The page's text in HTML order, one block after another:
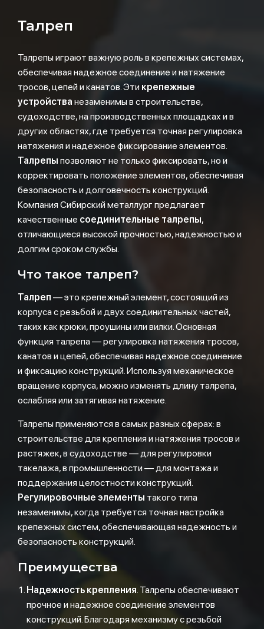
Талреп
Талрепы играют важную роль в крепежных системах,
обеспечивая надежное соединение и натяжение
тросов, цепей и канатов. Эти крепежные
устройства незаменимы в строительстве,
судоходстве, на производственных площадках и в
других областях, где требуется точная регулировка
натяжения и надежное фиксирование элементов.
Талрепы позволяют не только фиксировать, но и
корректировать положение элементов, обеспечивая
безопасность и долговечность конструкций.
Компания Сибирский металлург предлагает
качественные соединительные талрепы,
отличающиеся высокой прочностью, надежностью и
долгим сроком службы.
Что такое талреп?
Талреп — это крепежный элемент, состоящий из
корпуса с резьбой и двух соединительных частей,
таких как крюки, проушины или вилки. Основная
функция талрепа — регулировка натяжения тросов,
канатов и цепей, обеспечивая надежное соединение
и фиксацию конструкций. Используя механическое
вращение корпуса, можно изменять длину талрепа,
ослабляя или затягивая натяжение.
Талрепы применяются в самых разных сферах: в
строительстве для крепления и натяжения тросов и
растяжек, в судоходстве — для регулировки
такелажа, в промышленности — для монтажа и
поддержания целостности конструкций.
Регулировочные элементы такого типа
незаменимы, когда требуется точная настройка
крепежных систем, обеспечивающая надежность и
безопасность конструкций.
Преимущества
Надежность крепления. Талрепы обеспечивают
прочное и надежное соединение элементов
конструкций. Благодаря механизму с резьбой